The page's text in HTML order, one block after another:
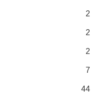
2
2
2
7
44